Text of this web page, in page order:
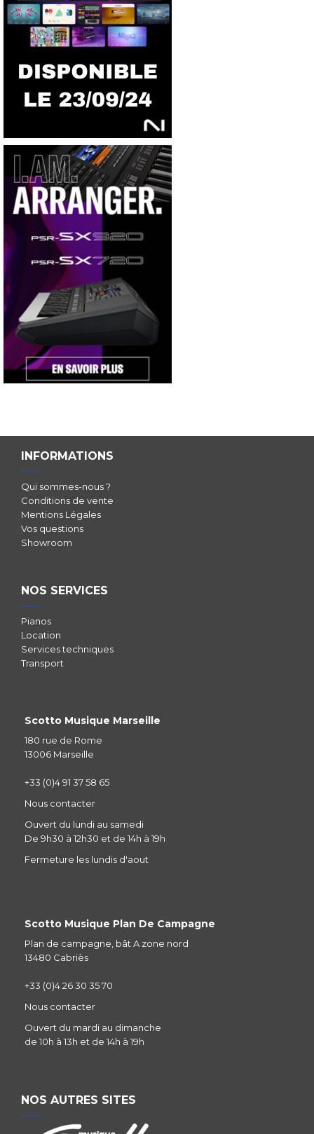
INFORMATIONS
Qui sommes-nous ?
Conditions de vente
Mentions Légales
Vos questions
Showroom
NOS SERVICES
Pianos
Location
Services techniques
Transport
Scotto Musique Marseille
180 rue de Rome
13006 Marseille
+33 (0)4 91 37 58 65
Nous contacter
Ouvert du lundi au samedi
De 9h30 à 12h30 et de 14h à 19h
Fermeture les lundis d'aout
Scotto Musique Plan De Campagne
Plan de campagne, bât A zone nord
13480 Cabriès
+33 (0)4 26 30 35 70
Nous contacter
Ouvert du mardi au dimanche
de 10h à 13h et de 14h à 19h
NOS AUTRES SITES